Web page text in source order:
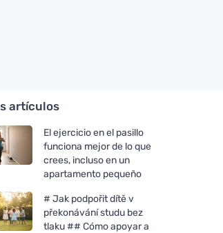
artículos
El ejercicio en el pasillo
funciona mejor de lo que
crees, incluso en un
apartamento pequeño
# Jak podpořit dítě v
překonávání studu bez
tlaku ## Cómo apoyar a